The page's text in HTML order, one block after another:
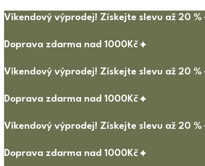
Víkendový výprodej! Získejte slevu až 20 %
Doprava zdarma nad 1000Kč
Víkendový výprodej! Získejte slevu až 20 %
Doprava zdarma nad 1000Kč
Víkendový výprodej! Získejte slevu až 20 %
Doprava zdarma nad 1000Kč